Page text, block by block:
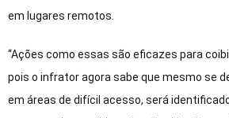
em lugares remotos.
“Ações como essas são eficazes para
pois o infrator agora sabe que mesmo se
em áreas de difícil acesso, será